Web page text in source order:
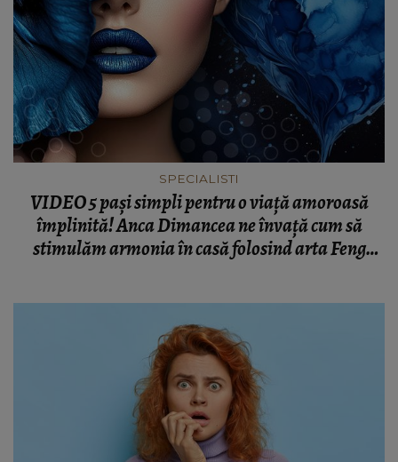
SPECIALISTI
VIDEO 5 pași simpli pentru o viață amoroasă
împlinită! Anca Dimancea ne învață cum să
stimulăm armonia în casă folosind arta Feng